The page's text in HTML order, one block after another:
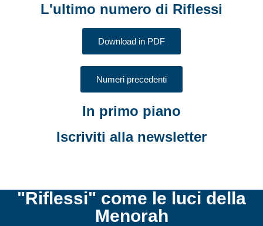
L'ultimo numero di Riflessi
Download in PDF
Numeri precedenti
In primo piano
Iscriviti alla newsletter
"Riflessi" come le luci della
Menorah